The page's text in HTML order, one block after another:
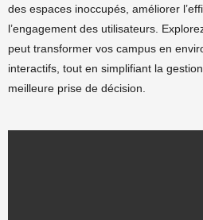
des espaces inoccupés, améliorer
l’engagement des utilisateurs.
peut transformer vos campus en
interactifs, tout en simplifiant la
meilleure prise de décision.